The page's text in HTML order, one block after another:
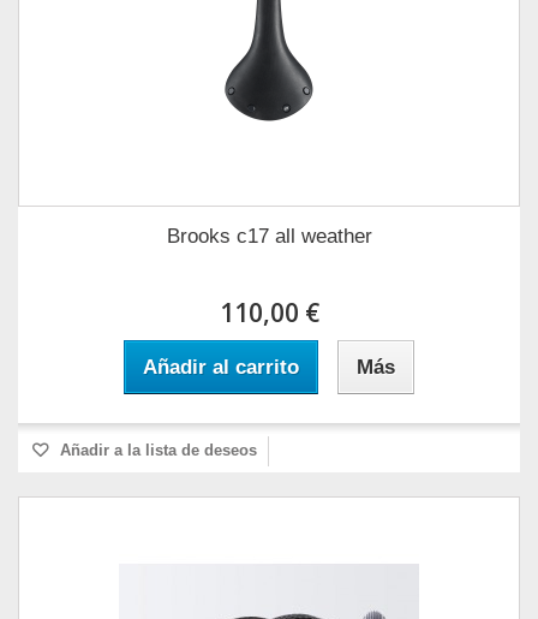
Brooks c17 all weather
110,00 €
Añadir al carrito Más
Añadir a la lista de deseos